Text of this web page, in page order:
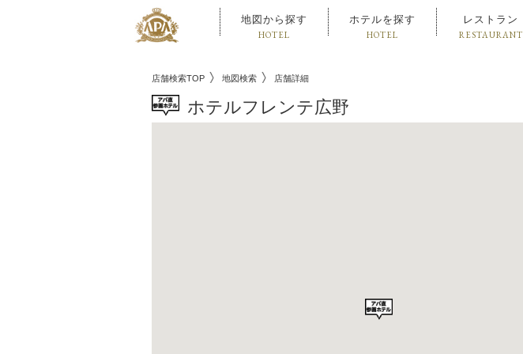
地図から探す
HOTEL
ホテルを探す
HOTEL
レストラン
RESTAURANT
店舗検索TOP 地図検索 店舗詳細
ホテルフレンテ広野